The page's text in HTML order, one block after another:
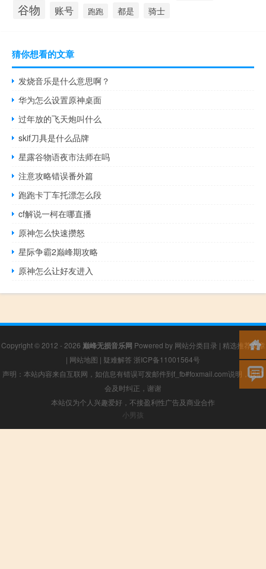
谷物 账号 跑跑 都是 骑士
猜你想看的文章
发烧音乐是什么意思啊？
华为怎么设置原神桌面
过年放的飞天炮叫什么
skif刀具是什么品牌
星露谷物语夜市法师在吗
注意攻略错误番外篇
跑跑卡丁车托漂怎么段
cf解说一柯在哪直播
原神怎么快速攒怒
星际争霸2巅峰期攻略
原神怎么让好友进入
Copyright © 2012 - 2026 巅峰无损音乐网 Powered by 网站分类目录 | 精选推荐文章
| 网站地图 | 疑难解答 浙ICP备11001564号
声明：本站内容来自互联网，如信息有错误可发邮件到f_fb#foxmail.com说明，我们
会及时纠正，谢谢
本站仅为个人兴趣爱好，不接盈利性广告及商业合作
小男孩